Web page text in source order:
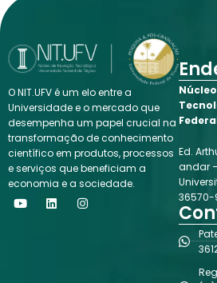
O NIT.UFV é um elo entre a
Universidade e o mercado que
desempenha um papel crucial na
transformação de conhecimento
científico em produtos, processos
e serviços que beneficiam a
economia e a sociedade.
Y
o
L
i
I
n
Ed.
andar
36570-